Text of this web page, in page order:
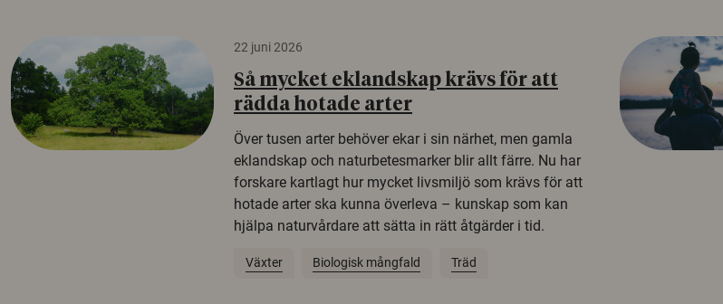
22 juni 2026
Så mycket eklandskap krävs för att
rädda hotade arter
Över tusen arter behöver ekar i sin närhet, men gamla
eklandskap och naturbetesmarker blir allt färre. Nu har
forskare kartlagt hur mycket livsmiljö som krävs för att
hotade arter ska kunna överleva – kunskap som kan
hjälpa naturvårdare att sätta in rätt åtgärder i tid.
Växter Biologisk mångfald Träd